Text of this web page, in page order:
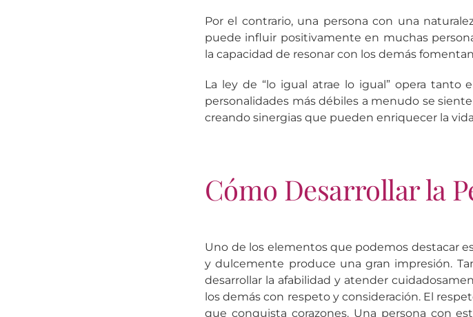
Por el contrario, una persona con una
puede influir positivamente en muchas
la capacidad de resonar con los demás
La ley de “lo igual atrae lo igual” opera tanto
personalidades más débiles a menudo se
creando sinergias que pueden enriquecer la
Cómo Desarrollar la
Uno de los elementos que podemos destacar
y dulcemente produce una gran impresión.
desarrollar la afabilidad y atender
los demás con respeto y consideración. El
que conquista corazones. Una persona con